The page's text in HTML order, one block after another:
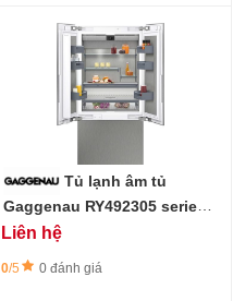
Tủ lạnh âm tủ
Gaggenau RY492305 series
400 - 552L - ngăn đá dưới,
làm đá tự động
Liên hệ
0/5 0 đánh giá